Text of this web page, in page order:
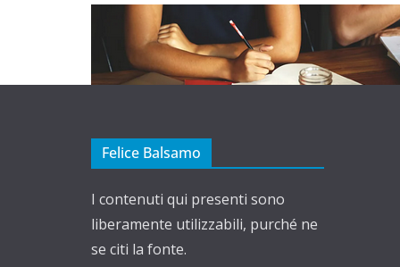
Felice Balsamo
I contenuti qui presenti sono
liberamente utilizzabili, purché ne
se citi la fonte.